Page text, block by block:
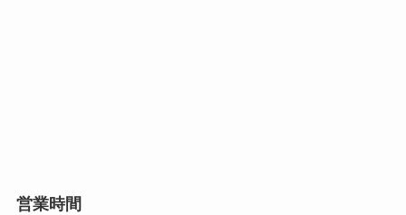
営業時間